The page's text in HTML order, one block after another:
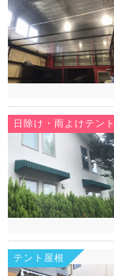
日除け・雨よけテント
テント屋根